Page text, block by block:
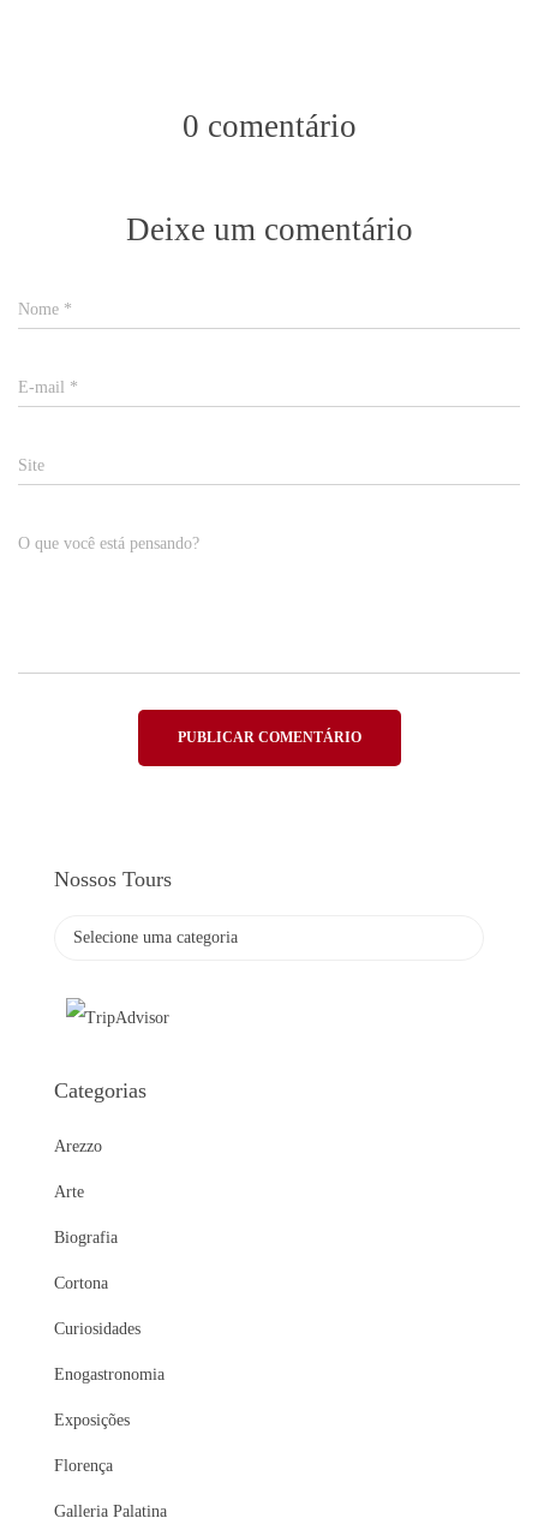
0 comentário
Deixe um comentário
Nome *
E-mail *
Site
O que você está pensando?
Nossos Tours
Categorias
Arezzo
Arte
Biografia
Cortona
Curiosidades
Enogastronomia
Exposições
Florença
Galleria Palatina